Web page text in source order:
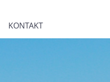
KONTAKT